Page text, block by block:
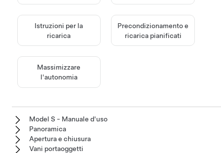
Istruzioni per la
ricarica
Precondizionamento e
ricarica pianificati
Massimizzare
l'autonomia
Model S - Manuale d'uso
Panoramica
Apertura e chiusura
Vani portaoggetti